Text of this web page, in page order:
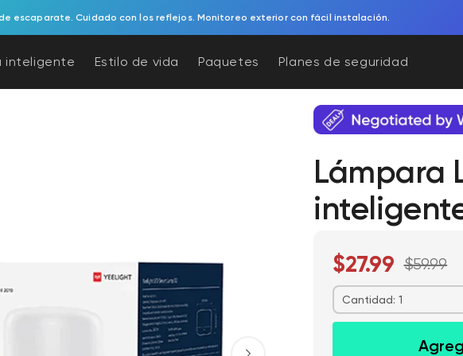
timbre con video a batería. Protección para tu porche sin esfuerzo y a batería.
inteligente Estilo de vida Paquetes Planes de seguridad
Lámpara
$27.99 $59.99
Cantidad: 1